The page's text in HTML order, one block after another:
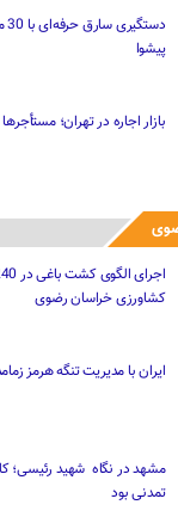
پیشوا
بازار اجاره در تهران؛
کشاورزی خراسان رضوی
ایران با مدیریت تنگه هرمز
مشهد در نگاه شهید رئیسی؛
تمدنی بود